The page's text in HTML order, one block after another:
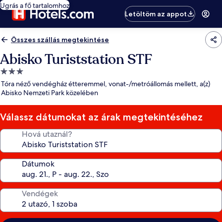
Ugrás a fő tartalomhoz
Letöltöm az appot
Összes szállás megtekintése
Abisko Turiststation STF
3.0
csillagos
szálláshely
Tóra néző vendégház étteremmel, vonat-/metróállomás mellett, a(z)
Abisko Nemzeti Park közelében
Válassz dátumokat az árak megtekintéséhez
Hová utaznál?
Dátumok
Vendégek